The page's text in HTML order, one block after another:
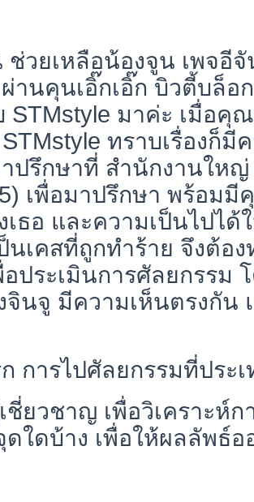
ช่วยเหลือน้องจูน เพจอี
านคุนเอิ๊กเอิ๊ก บิวตี้บล็อ
STMstyle มาค่ะ เมื่อคุ
ทราบเรื่องก็มี
าปรึกษาที่ สำนักงานให
เพื่อมาปรึกษา พร้อมมี
ธอ และความเป็นไปได้
นเคสที่ถูกทำร้าย จึงต้อ
อประเมินการศัลยกรร
จินจู มีความเห็นตรงกัน
การไปศัลยกรรมที่ประเ
ชี่ยวชาญ เพื่อวิเคราะห์
ดใดบ้าง เพื่อให้ผลลัพธ์อ